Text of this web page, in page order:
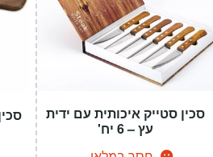
סכין סטייק איכותית עם ידית
עץ – 6 יח'